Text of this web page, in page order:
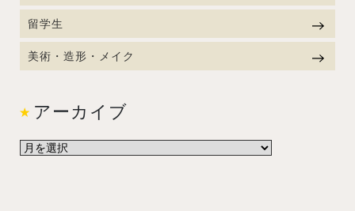
留学生
美術・造形・メイク
アーカイブ